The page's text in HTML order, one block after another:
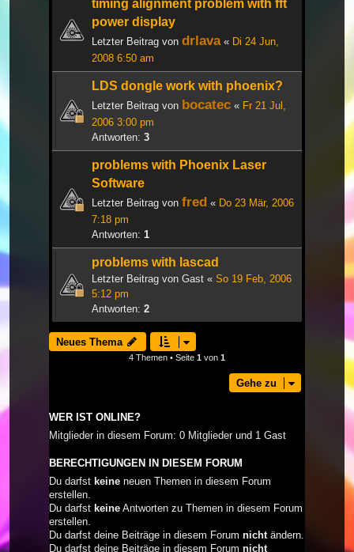
timing alignment problem with fft
power display
Letzter Beitrag von drlava« Di 24 Jun,
2008 6:50 am
LDS dongle work with phoenix?
Letzter Beitrag von bocatec « Fr 21 Jul,
2006 3:00 pm
Antworten: 3
problems with Phoenix Laser
Software
Letzter Beitrag von fred « Do 23 Mär, 2006
7:18 pm
Antworten: 1
problems with lascad
Letzter Beitrag von Gast « So 19 Feb, 2006
5:12 pm
Antworten: 2
Neues Thema
4 Themen • Seite 1 von 1
Gehe zu
WER IST ONLINE?
Mitglieder in diesem Forum: 0 Mitglieder und 1 Gast
BERECHTIGUNGEN IN DIESEM FORUM
Du darfst keine neuen Themen in diesem Forum
erstellen.
Du darfst keine Antworten zu Themen in diesem Forum
erstellen.
Du darfst deine Beiträge in diesem Forum nicht ändern.
Du darfst deine Beiträge in diesem Forum nicht